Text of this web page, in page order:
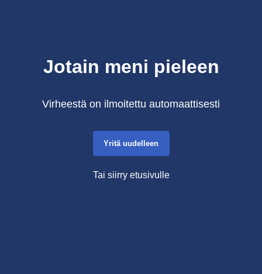
Jotain meni pieleen
Virheestä on ilmoitettu automaattisesti
Yritä uudelleen
Tai siirry etusivulle